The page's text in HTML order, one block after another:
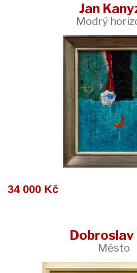
Jan
Modrý
34 000 Kč
Dobroslav
Město